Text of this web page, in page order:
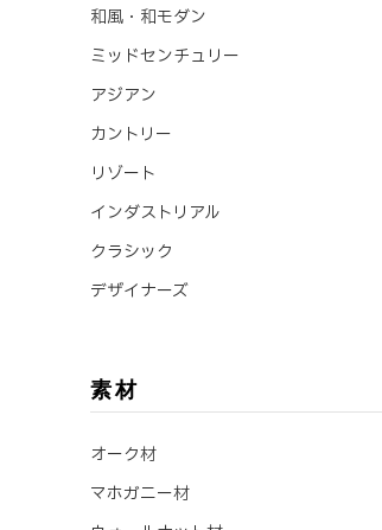
和風・和モダン
ミッドセンチュリー
アジアン
カントリー
リゾート
インダストリアル
クラシック
デザイナーズ
素材
オーク材
マホガニー材